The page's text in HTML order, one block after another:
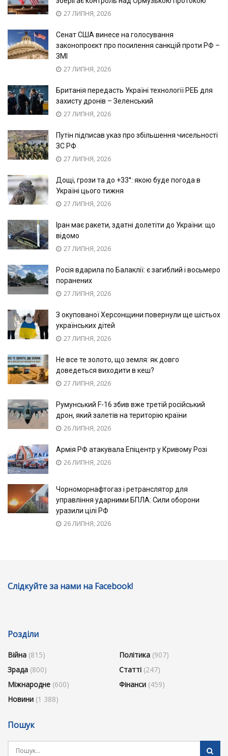
27 ЛИПНЯ, 2026
Сенат США винесе на голосування
законопроєкт про посилення санкцій проти РФ –
ЗМІ
27 ЛИПНЯ, 2026
Британія передасть Україні технології РЕБ для
захисту дронів – Зеленський
27 ЛИПНЯ, 2026
Путін підписав указ про збільшення чисельності
ЗС РФ
27 ЛИПНЯ, 2026
Дощі, грози та до +33°: якою буде погода в
Україні цього тижня
27 ЛИПНЯ, 2026
Іран має ракети, здатні долетіти до України: що
відомо
27 ЛИПНЯ, 2026
Росія вдарила по Балаклії: є загиблий і восьмеро
поранених
27 ЛИПНЯ, 2026
З окупованої Херсонщини повернули ще шістьох
українських дітей
27 ЛИПНЯ, 2026
Не все те золото, що земля: як довго
доведеться виходити в кеш?
27 ЛИПНЯ, 2026
Румунський F-16 збив вже третій російський
дрон, який залетів на територію країни
26 ЛИПНЯ, 2026
Армія РФ атакувала Епіцентр у Кривому Розі
26 ЛИПНЯ, 2026
Чорноморнафтогаз і ретранслятор для
управління ударними БПЛА: Сили оборони
уразили цілі РФ
26 ЛИПНЯ, 2026
Слідкуйте за нами на Facebook!
Розділи
Війна (815)
Зрада (800)
Міжнародне (600)
Новини (1 388)
Політика (907)
Статті (247)
Фінанси (459)
Пошук